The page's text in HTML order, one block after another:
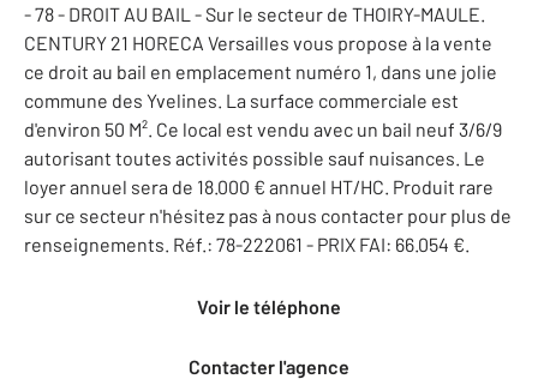
- 78 - DROIT AU BAIL - Sur le secteur de THOIRY-MAULE.
CENTURY 21 HORECA Versailles vous propose à la vente
ce droit au bail en emplacement numéro 1, dans une jolie
commune des Yvelines. La surface commerciale est
d'environ 50 M². Ce local est vendu avec un bail neuf 3/6/9
autorisant toutes activités possible sauf nuisances. Le
loyer annuel sera de 18.000 € annuel HT/HC. Produit rare
sur ce secteur n'hésitez pas à nous contacter pour plus de
renseignements. Réf.: 78-222061 - PRIX FAI: 66.054 €.
Voir le téléphone
Contacter l'agence